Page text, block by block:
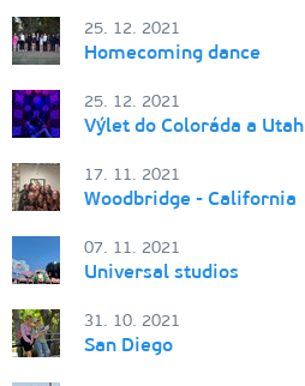
25. 12. 2021
Homecoming dance
25. 12. 2021
Výlet do Coloráda a Utah
17. 11. 2021
Woodbridge - California
07. 11. 2021
Universal studios
31. 10. 2021
San Diego